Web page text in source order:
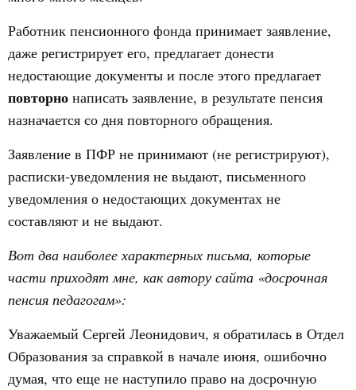
Работник пенсионного фонда принимает заявление,
даже регистрирует его, предлагает донести
недостающие документы и после этого предлагает
повторно написать заявление, в результате пенсия
назначается со дня повторного обращения.
Заявление в ПФР не принимают (не регистрируют),
расписки-уведомления не выдают, письменного
уведомления о недостающих документах не
составляют и не выдают.
Вот два наиболее характерных письма, которые
части приходят мне, как автору сайта «досрочная
пенсия педагогам»:
Уважаемый Сергей Леонидович, я обратилась в Отдел
Образования за справкой в начале июня, ошибочно
думая, что еще не наступило право на досрочную